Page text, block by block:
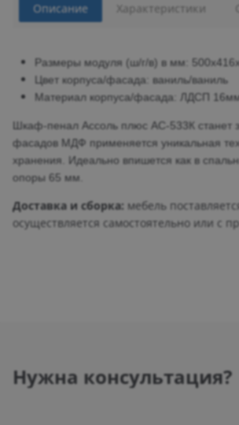
Описание
Размеры модуля (ш/г/в) в мм:
Цвет корпуса/фасада: ваниль/ваниль
Материал корпуса/фасада: ЛДСП
Шкаф-пенал Ассоль плюс АС-533К станет
фасадов МДФ применяется уникальная
хранения. Идеально впишется как в
опоры 65 мм.
Доставка и сборка: мебель
осуществляется самостоятельно или с
Характеристики
Нужна консультация?